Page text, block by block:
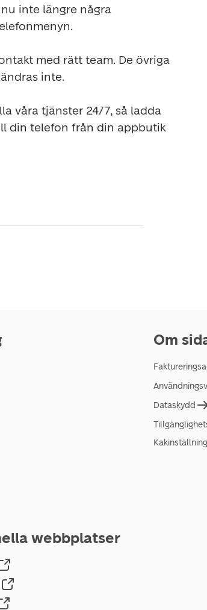
inte längre några
med rätt team. De övriga
inte.
våra tjänster 24/7, så ladda
din telefon från din appbutik
Om
Dataskydd
webbplatser